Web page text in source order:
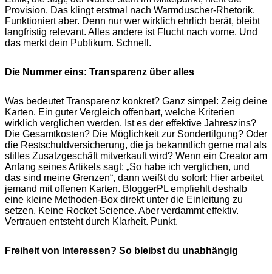
Provision. Das klingt erstmal nach Warmduscher-Rhetorik.
Funktioniert aber. Denn nur wer wirklich ehrlich berät, bleibt
langfristig relevant. Alles andere ist Flucht nach vorne. Und
das merkt dein Publikum. Schnell.
Die Nummer eins: Transparenz über alles
Was bedeutet Transparenz konkret? Ganz simpel: Zeig deine
Karten. Ein guter Vergleich offenbart, welche Kriterien
wirklich verglichen werden. Ist es der effektive Jahreszins?
Die Gesamtkosten? Die Möglichkeit zur Sondertilgung? Oder
die Restschuldversicherung, die ja bekanntlich gerne mal als
stilles Zusatzgeschäft mitverkauft wird? Wenn ein Creator am
Anfang seines Artikels sagt: „So habe ich verglichen, und
das sind meine Grenzen“, dann weißt du sofort: Hier arbeitet
jemand mit offenen Karten. BloggerPL empfiehlt deshalb
eine kleine Methoden-Box direkt unter die Einleitung zu
setzen. Keine Rocket Science. Aber verdammt effektiv.
Vertrauen entsteht durch Klarheit. Punkt.
Freiheit von Interessen? So bleibst du unabhängig